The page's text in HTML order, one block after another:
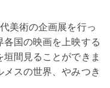
美術の企画展を行っ
国の映画を上映する
間見ることができま
スの世界、やみつき